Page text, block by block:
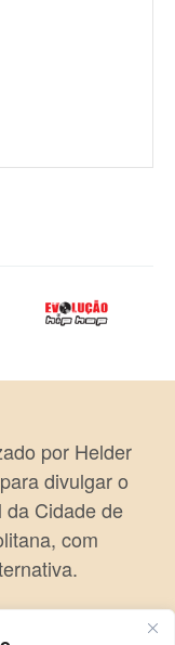
por Helder
divulgar o
da Cidade de
com